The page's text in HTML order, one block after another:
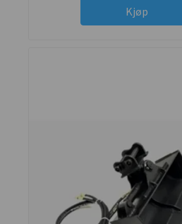
Kjøp